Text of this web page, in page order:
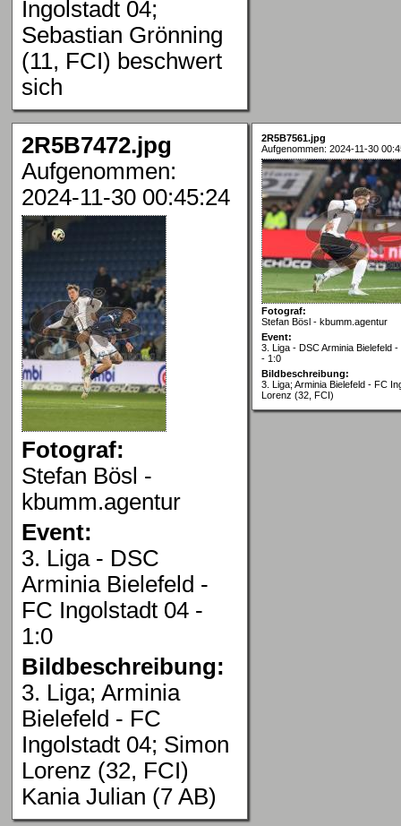
Ingolstadt 04;
Sebastian Grönning
(11, FCI) beschwert
sich
2R5B7472.jpg
Aufgenommen:
2024-11-30 00:45:24
Fotograf:
Stefan Bösl -
kbumm.agentur
Event:
3. Liga - DSC
Arminia Bielefeld -
FC Ingolstadt 04 -
1:0
Bildbeschreibung:
3. Liga; Arminia
Bielefeld - FC
Ingolstadt 04; Simon
Lorenz (32, FCI)
Kania Julian (7 AB)
2R5B7561.jpg
Aufgenommen: 2024-11-30
Fotograf:
Stefan Bösl - kbumm.agentur
Event:
3. Liga - DSC Arminia Bielefeld
- 1:0
Bildbeschreibung:
3. Liga; Arminia Bielefeld - FC
Lorenz (32, FCI)